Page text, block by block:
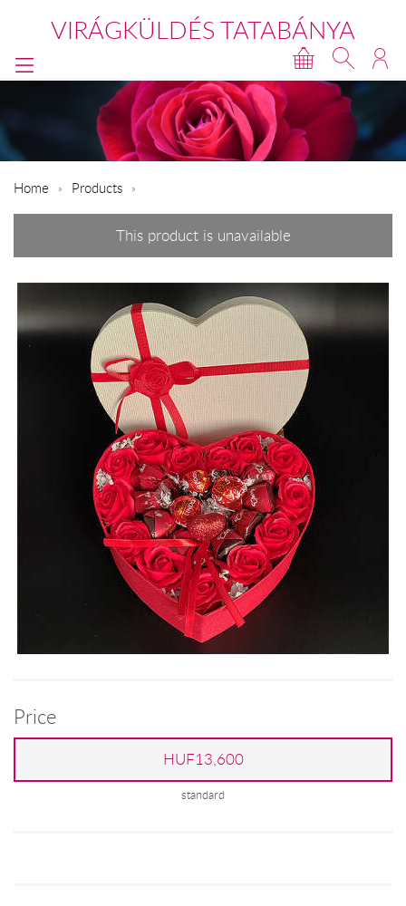
VIRÁGKÜLDÉS TATABÁNYA
Home Products
This product is unavailable
Price
HUF13,600
standard